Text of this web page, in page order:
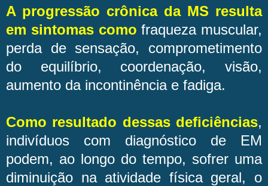
A progressão crônica da MS resulta
em sintomas como fraqueza muscular,
perda de sensação, comprometimento
do equilíbrio, coordenação, visão,
aumento da incontinência e fadiga.
Como resultado dessas deficiências,
indivíduos com diagnóstico de EM
podem, ao longo do tempo, sofrer uma
diminuição na atividade física geral, o